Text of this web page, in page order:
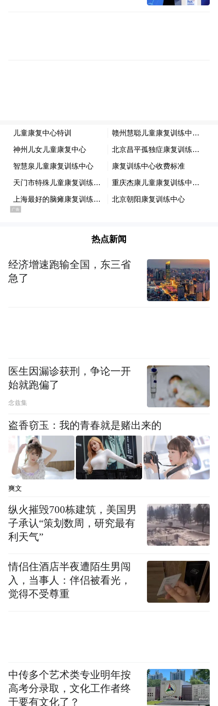
热点新闻
经济增速跑输全国，东三省
急了
医生因漏诊获刑，争论一开
始就跑偏了
念兹集
盗香窃玉：我的青春就是赌出来的
爽文
纵火摧毁700栋建筑，美国男
子承认“策划数周，研究最有
利天气”
情侣住酒店半夜遭陌生男闯
入，当事人：伴侣被看光，
觉得不受尊重
中传多个艺术类专业明年按
高考分录取，文化工作者终
于要有文化了？